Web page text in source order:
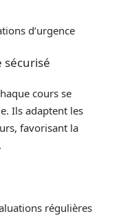
d’urgence
sécurisé
cours se
Ils adaptent les
favorisant la
régulières